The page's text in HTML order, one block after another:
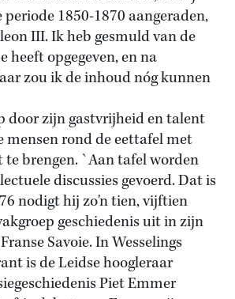
1850-1870 aangeraden,
III. Ik heb gesmuld van de
heeft opgegeven, en na
zou ik de inhoud nóg kunnen
door zijn gastvrijheid en talent
mensen rond de eettafel met
brengen. `Aan tafel worden
discussies gevoerd. Dat is
nodigt hij zo'n tien, vijftien
geschiedenis uit in zijn
Savoie. In Wesselings
is de Leidse hoogleraar
Piet Emmer